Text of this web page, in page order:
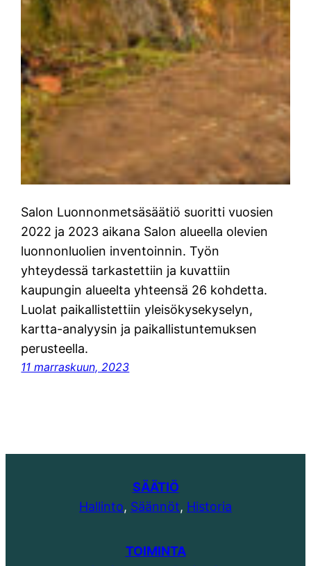
Salon Luonnonmetsäsäätiö suoritti vuosien
2022 ja 2023 aikana Salon alueella olevien
luonnonluolien inventoinnin. Työn
yhteydessä tarkastettiin ja kuvattiin
kaupungin alueelta yhteensä 26 kohdetta.
Luolat paikallistettiin yleisökysekyselyn,
kartta-analyysin ja paikallistuntemuksen
perusteella.
11 marraskuun, 2023
SÄÄTIÖ
Hallinto, Säännöt, Historia
TOIMINTA